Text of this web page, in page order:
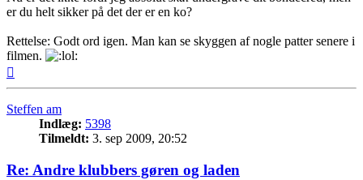
er du helt sikker på det der er en ko?
Rettelse: Godt ord igen. Man kan se skyggen af nogle patter senere i
filmen.
Steffen am
Indlæg: 5398
Tilmeldt: 3. sep 2009, 20:52
Re: Andre klubbers gøren og laden